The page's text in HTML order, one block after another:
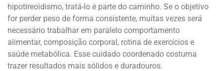
hipotireoidismo, tratá-lo é parte do caminho. Se o objetivo
for perder peso de forma consistente, muitas vezes será
necessário trabalhar em paralelo comportamento
alimentar, composição corporal, rotina de exercícios e
saúde metabólica. Esse cuidado coordenado costuma
trazer resultados mais sólidos e duradouros.